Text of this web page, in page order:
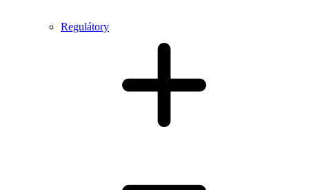
Regulátory